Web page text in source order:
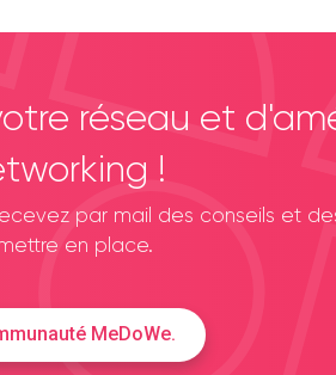
réseau et
!
par mail des conseils et
en place.
MeDoWe.